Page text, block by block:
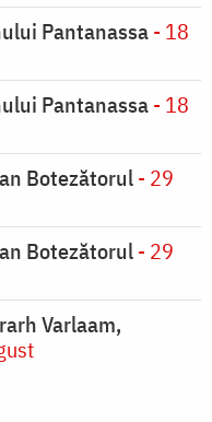
Pantanassa- 18
Pantanassa- 18
Botezătorul- 29
Botezătorul- 29
Varlaam,